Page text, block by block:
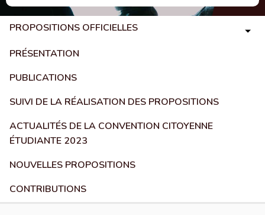
PROPOSITIONS OFFICIELLES
PRÉSENTATION
PUBLICATIONS
SUIVI DE LA RÉALISATION DES PROPOSITIONS
ACTUALITÉS DE LA CONVENTION CITOYENNE
ÉTUDIANTE 2023
NOUVELLES PROPOSITIONS
CONTRIBUTIONS